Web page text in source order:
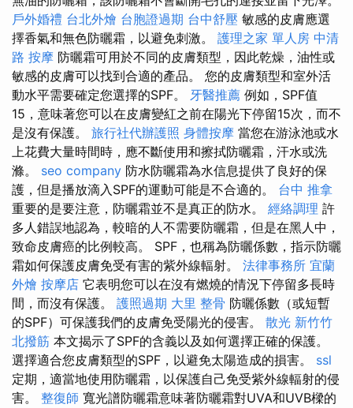
戶外婚禮 台北外燴 台胞證過期 台中舒壓 敏感的皮膚應選
擇香氣和無色防曬霜，以避免刺激。 護理之家 單人房 中清
路 按摩 防曬霜可用於不同的皮膚類型，因此乾燥，油性或
敏感的皮膚可以找到合適的產品。 您的皮膚類型和室外活
動水平需要確定您選擇的SPF。 牙醫推薦 例如，SPF值
15，意味著您可以在皮膚變紅之前在陽光下停留15次，而不
是沒有保護。 旅行社代辦護照 身體按摩 當您在游泳池或水
上花費大量時間時，應不斷使用和擦拭防曬霜，汗水或洗
滌。 seo company 防水防曬霜為水信息提供了良好的保
護，但是播放滴入SPF的運動可能是不合適的。 台中 推拿
重要的是要注意，防曬霜並不是真正的防水。 經絡調理 許
多人錯誤地認為，較暗的人不需要防曬霜，但是在黑人中，
致命皮膚癌的比例較高。 SPF，也稱為防曬係數，指示防曬
霜如何保護皮膚免受有害的紫外線輻射。 法律事務所 宜蘭
外燴 按摩店 它表明您可以在沒有燃燒的情況下停留多長時
間，而沒有保護。 護照過期 大里 整骨 防曬係數（或短暫
的SPF）可保護我們的皮膚免受陽光的侵害。 散光 新竹竹
北撥筋 本文揭示了SPF的含義以及如何選擇正確的保護。
選擇適合您皮膚類型的SPF，以避免太陽造成的損害。 ssl
定期，適當地使用防曬霜，以保護自己免受紫外線輻射的侵
害。 整復師 寬光譜防曬霜意味著防曬霜對UVA和UVB樑的